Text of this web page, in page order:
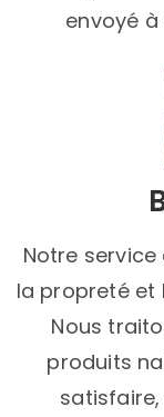
envoyé
Notre
la propreté et
Nous
produits